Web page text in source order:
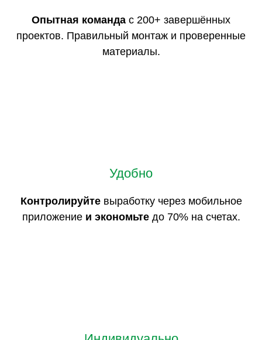
Опытная команда с 200+ завершённых
проектов. Правильный монтаж и проверенные
материалы.
Удобно
Контролируйтевыработку через мобильное
приложение и экономьтедо 70% на счетах.